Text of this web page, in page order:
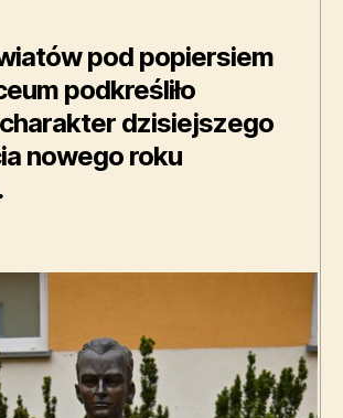
pod popiersiem
podkreśliło
dzisiejszego
nowego roku